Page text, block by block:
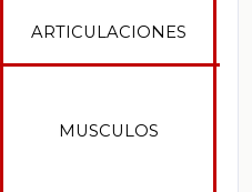
ARTICULACIONES
MUSCULOS